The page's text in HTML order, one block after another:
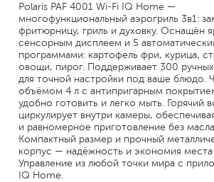
Polaris PAF 4001 Wi-Fi IQ Home —
многофункциональный аэрогриль 3в1:
фритюрницу, гриль и духовку. Оснащён
сенсорным дисплеем и 5
программами: картофель фри, курица,
овощи, пирог. Поддерживает 300
для точной настройки под ваше блюдо.
объёмом 4 л с антипригарным
удобно готовить и легко мыть. Горячий
циркулирует внутри камеры,
и равномерное приготовление без
Компактный размер и прочный
корпус — надёжность и экономия места
Управление из любой точки мира с
IQ Home.